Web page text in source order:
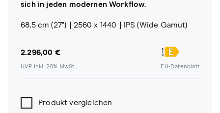
sich in jeden modernen Workflow.
68,5 cm (27") 2560 x 1440 IPS (Wide Gamut)
2.296,00 €
UVP inkl. 20% MwSt. EU-Datenblatt
Produkt vergleichen